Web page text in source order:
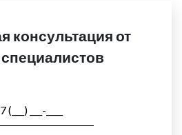
консультация от